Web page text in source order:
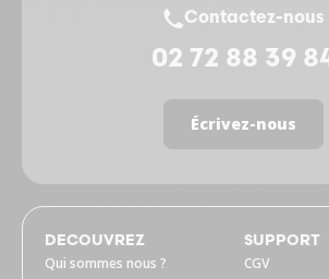
Contactez-nous
02 72 88 39
Écrivez-nous
DECOUVREZ
Qui sommes nous ?
SUPPORT
CGV